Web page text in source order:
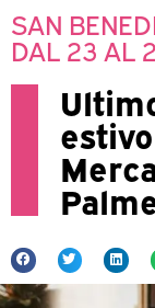
SAN
DAL 23 AL